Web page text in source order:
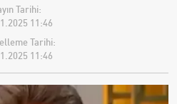
Tarihi:
11:46
Tarihi:
11:46